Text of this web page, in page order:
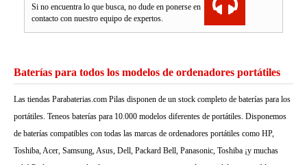
Si no encuentra lo que busca, no dude en ponerse en
contacto con nuestro equipo de expertos.
Baterías para todos los modelos de ordenadores portátiles
Las tiendas Parabaterias.com Pilas disponen de un stock completo de baterías para los
portátiles. Teneos baterías para 10.000 modelos diferentes de portátiles. Disponemos
de baterías compatibles con todas las marcas de ordenadores portátiles como HP,
Toshiba, Acer, Samsung, Asus, Dell, Packard Bell, Panasonic, Toshiba ¡y muchas